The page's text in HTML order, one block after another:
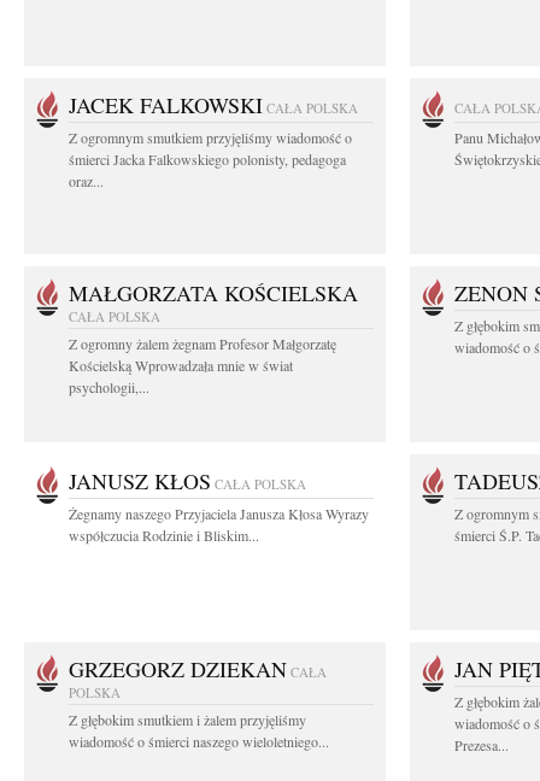
JACEK FALKOWSKI CAŁA POLSKA
Z ogromnym smutkiem przyjęliśmy wiadomość o
śmierci Jacka Falkowskiego polonisty, pedagoga
oraz...
CAŁA
Panu
MAŁGORZATA KOŚCIELSKA
CAŁA POLSKA
Z ogromny żalem żegnam Profesor Małgorzatę
Kościelską Wprowadzała mnie w świat
psychologii,...
ZENON
Z głębokim
wiadomość o
JANUSZ KŁOS CAŁA POLSKA
Żegnamy naszego Przyjaciela Janusza Kłosa Wyrazy
współczucia Rodzinie i Bliskim...
Z ogromnym
śmierci Ś.P.
GRZEGORZ DZIEKAN CAŁA
POLSKA
Z głębokim smutkiem i żalem przyjęliśmy
wiadomość o śmierci naszego wieloletniego...
JAN
Z głębokim
wiadomość o
Prezesa...